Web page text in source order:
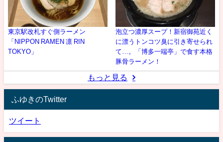
東京駅改札すぐ側ラーメン
「NIPPON RAMEN 凛 RIN
TOKYO」
泡立つ濃厚スープ！新宿御苑近く
に漂うトンコツ臭に引き寄せられ
て…。「博多一端亭」で食す本格
豚骨ラーメン！
もっと見る
ふゆきのTwitter
ツイート